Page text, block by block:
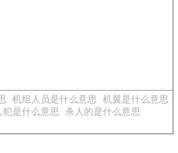
机组人员是什么意思
机翼是什么意思
犯是什么意思
杀人的是什么意思